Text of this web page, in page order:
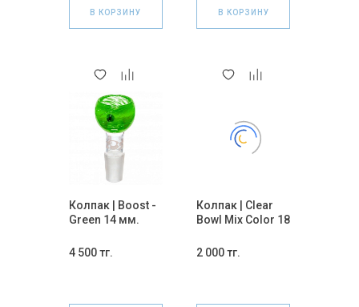
В КОРЗИНУ В КОРЗИНУ
Колпак | Boost -
Green 14 мм.
4 500 тг.
Колпак | Clear
Bowl Mix Color 18
2 000 тг.